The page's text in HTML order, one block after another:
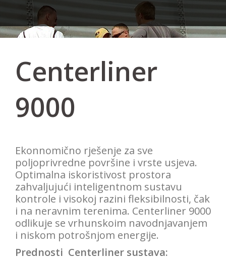
Centerliner
9000
Ekonnomično rješenje za sve
poljoprivredne površine i vrste usjeva.
Optimalna iskoristivost prostora
zahvaljujući inteligentnom sustavu
kontrole i visokoj razini fleksibilnosti, čak
i na neravnim terenima. Centerliner 9000
odlikuje se vrhunskoim navodnjavanjem
i niskom potrošnjom energije.
Prednosti Centerliner sustava: